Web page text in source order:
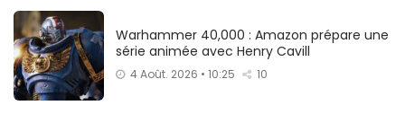
Warhammer 40,000 : Amazon prépare une
série animée avec Henry Cavill
4 Août. 2026 • 10:25 10